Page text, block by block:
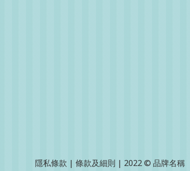
隱私條款 | 條款及細則 | 2022 © 品牌名稱